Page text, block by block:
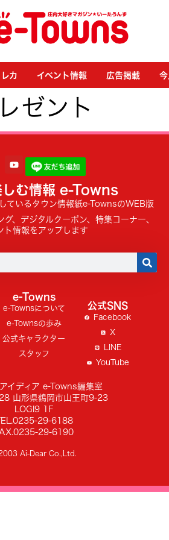
カ イベント情報 広告掲載
ゼント
しむ情報 e-Towns
ているタウン情報紙e-TownsのWEB版
グ、デジタルクーポン、特集コーナー、
ト情報をアップします
e-Towns
e-Townsについて
e-Townsの歩み
公式キャラクター
スタッフ
公式SNS
Facebook
X
LINE
YouTube
イディア e-Towns編集室
山形県鶴岡市山王町9-23
LOGI9 1F
29-6188
29-6190
Ai-Dear Co.,Ltd.